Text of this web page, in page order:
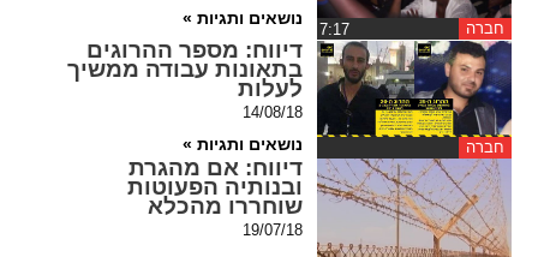
חברה
נושאים ותגיות »
חברה
דיווח : מספר ההרוגים
בתאונות עבודה ממשיך
לעלות
14/08/18
נושאים ותגיות »
דיווח : אם מהגרת
ובנותיה הפעוטות
שוחררו מהכלא
19/07/18